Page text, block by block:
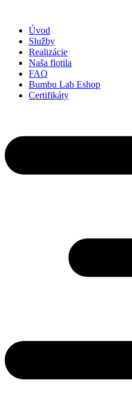
obsah
Úvod
Služby
Realizácie
Naša flotila
FAQ
Bumbu Lab Eshop
Certifikáty